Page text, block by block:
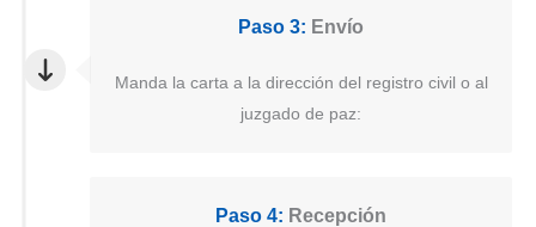
Paso 3: Envío
Manda la carta a la dirección del registro civil o al
juzgado de paz:
Paso 4: Recepción